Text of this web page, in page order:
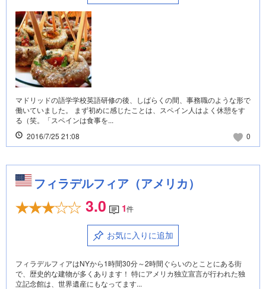
マドリッドの語学学校英語研修の後、しばらくの間、事務職のような形で
働いていました。 まず初めに感じたことは、スペイン人はよく休憩をす
る（笑。「スペインは食事を...
2016/7/25 21:08
0
フィラデルフィア（アメリカ）
3.0 1件
お気に入りに追加
フィラデルフィアはNYから1時間30分～2時間ぐらいのとことにある街
で、歴史的な建物が多くあります！ 特にアメリカ独立宣言が行われた独
立記念館は、世界遺産にもなってます...